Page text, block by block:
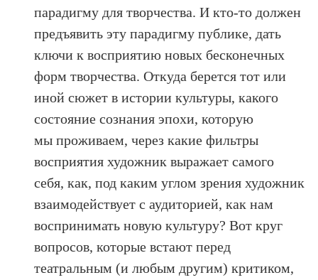
парадигму для творчества. И кто-то должен
предъявить эту парадигму публике, дать
ключи к восприятию новых бесконечных
форм творчества. Откуда берется тот или
иной сюжет в истории культуры, какого
состояние сознания эпохи, которую
мы проживаем, через какие фильтры
восприятия художник выражает самого
себя, как, под каким углом зрения художник
взаимодействует с аудиторией, как нам
воспринимать новую культуру? Вот круг
вопросов, которые встают перед
театральным (и любым другим) критиком,